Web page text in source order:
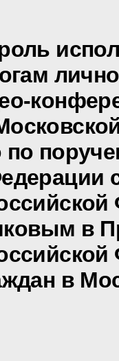
по
в
в